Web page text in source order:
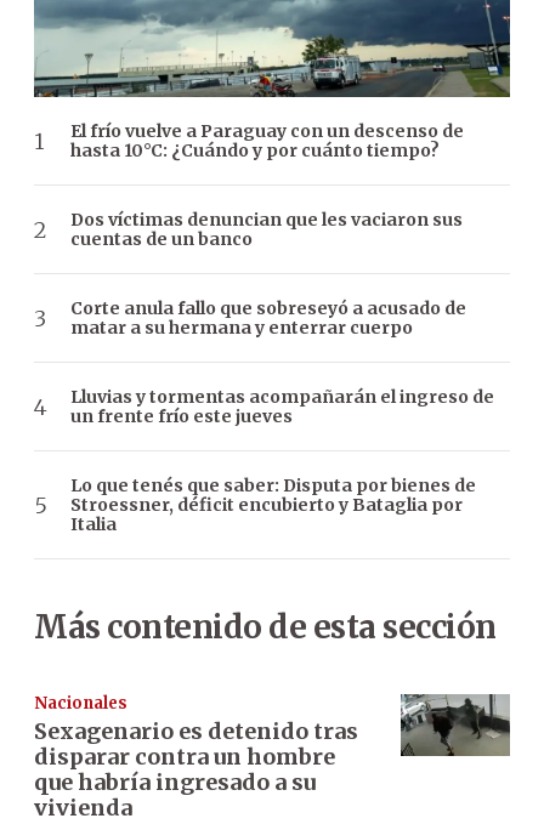
El frío vuelve a Paraguay con un descenso de
hasta 10°C: ¿Cuándo y por cuánto tiempo?
Dos víctimas denuncian que les vaciaron sus
cuentas de un banco
Corte anula fallo que sobreseyó a acusado de
matar a su hermana y enterrar cuerpo
Lluvias y tormentas acompañarán el ingreso de
un frente frío este jueves
Lo que tenés que saber: Disputa por bienes de
Stroessner, déficit encubierto y Bataglia por
Italia
Más contenido de esta sección
Nacionales
Sexagenario es detenido tras
disparar contra un hombre
que habría ingresado a su
vivienda